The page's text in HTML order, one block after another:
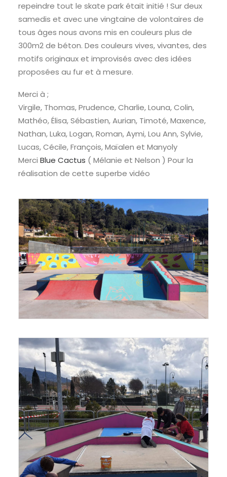
repeindre tout le skate park était initié ! Sur deux
samedis et avec une vingtaine de volontaires de
tous âges nous avons mis en couleurs plus de
300m2 de béton. Des couleurs vives, vivantes, des
motifs originaux et improvisés avec des idées
proposées au fur et à mesure.
Merci à ;
Virgile, Thomas, Prudence, Charlie, Louna, Colin,
Mathéo, Élisa, Sébastien, Aurian, Timoté, Maxence,
Nathan, Luka, Logan, Roman, Aymi, Lou Ann, Sylvie,
Lucas, Cécile, François, Maïalen et Manyoly
Merci Blue Cactus ( Mélanie et Nelson ) Pour la
réalisation de cette superbe vidéo